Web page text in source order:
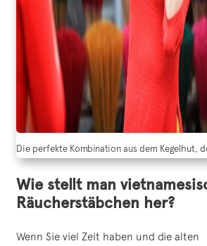
Die perfekte Kombination aus dem Kegelhut,
Wie stellt man
Räucherstäbchen her?
Wenn Sie viel Zeit haben und die alten